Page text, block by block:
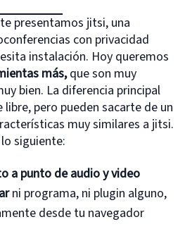
presentamos jitsi, una
con privacidad
instalación. Hoy queremos
más,que son muy
bien. La diferencia principal
pero pueden sacarte de un
muy similares a jitsi.
siguiente:
a punto de audio y video
ni programa, ni plugin alguno,
desde tu navegador